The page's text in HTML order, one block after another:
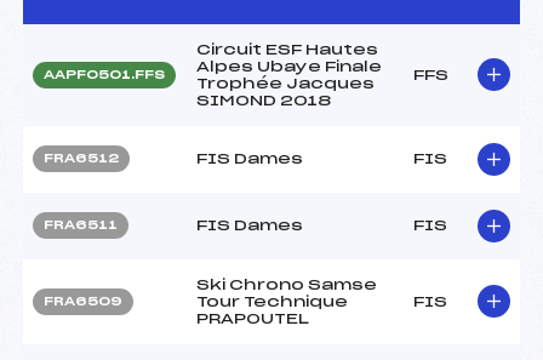
AAPF0501.FFS
Circuit ESF Hautes
Alpes Ubaye Finale
Trophée Jacques
SIMOND 2018
FFS
FRA6512 FIS Dames FIS
FRA6511 FIS Dames FIS
FRA6509
Ski Chrono Samse
Tour Technique
PRAPOUTEL
FIS